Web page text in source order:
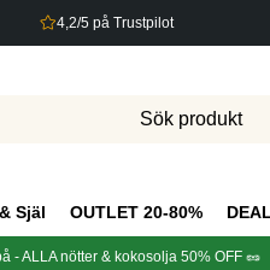
4,2/5 på Trustpilot
Själ OUTLET 20-80%
- ALLA nötter & kokosolja 50% OFF 🥜